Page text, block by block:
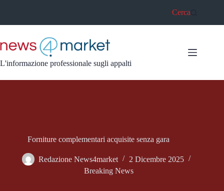
Cerca
L'informazione professionale sugli appalti
Forniture complementari acquisite senza gara
Redazione News4market
2 Dicembre 2025
Breaking News